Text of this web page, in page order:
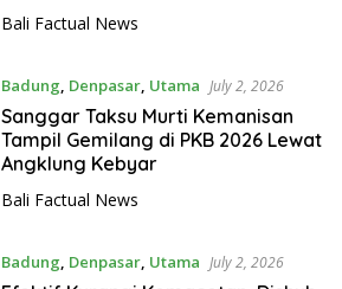
Leluhur
Bali Factual News
Badung Denpasar, Utama July 2, 2026
Sanggar Taksu Murti Kemanisan
Tampil Gemilang di PKB 2026 Lewat
Angklung Kebyar
Bali Factual News
Badung Denpasar, Utama July 2, 2026